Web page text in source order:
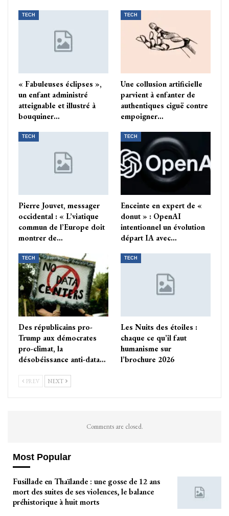
TECH
« Fabuleuses éclipses »,
un enfant administré
atteignable et illustré à
bouquiner…
TECH
Une collusion artificielle
parvient à enfanter de
authentiques ciguë contre
empoigner…
TECH
Pierre Jouvet, messager
occidental : « L’viatique
commun de l’Europe doit
montrer de…
TECH
Enceinte en expert de «
donut » : OpenAI
intentionnel un évolution
départ IA avec…
TECH
Des républicains pro-
Trump aux démocrates
pro-climat, la
désobéissance anti-data…
TECH
Les Nuits des étoiles :
chaque ce qu’il faut
humanisme sur
l’brochure 2026
PREV NEXT
Comments are closed.
Most Popular
Fusillade en Thaïlande : une gosse de 12 ans
mort des suites de ses violences, le balance
préhistorique à huit morts